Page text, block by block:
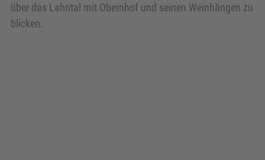
über das Lahntal mit Obernhof und seinen Weinhängen zu
blicken.